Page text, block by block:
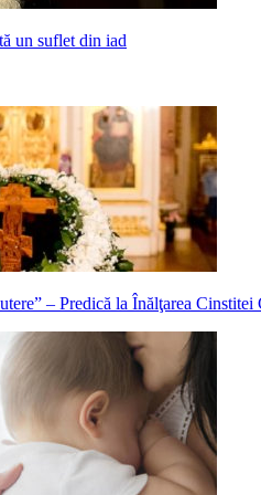
un suflet din iad
– Predică la Înălţarea Cinstitei